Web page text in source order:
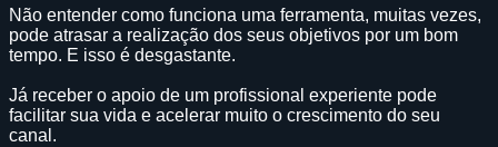
Não entender como funciona uma ferramenta, muitas vezes,
pode atrasar a realização dos seus objetivos por um bom
tempo. E isso é desgastante.
Já receber o apoio de um profissional experiente pode
facilitar sua vida e acelerar muito o crescimento do seu
canal.